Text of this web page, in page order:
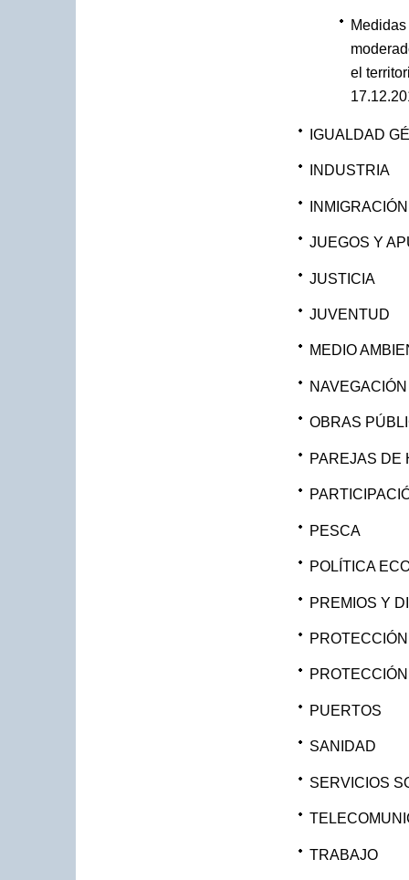
el
IGUALDAD
INDUSTRIA
INMIGRACIÓN
JUEGOS Y
JUSTICIA
JUVENTUD
MEDIO
NAVEGACIÓN
OBRAS
PAREJAS DE
PESCA
POLÍTICA
PREMIOS Y
PUERTOS
SANIDAD
SERVICIOS
TRABAJO